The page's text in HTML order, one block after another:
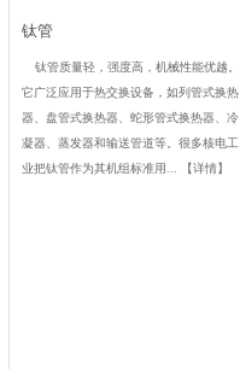
钛管
钛管质量轻，强度高，机械性能优越。
它广泛应用于热交换设备，如列管式换热
器、盘管式换热器、蛇形管式换热器、冷
凝器、蒸发器和输送管道等。很多核电工
业把钛管作为其机组标准用...
【详情】